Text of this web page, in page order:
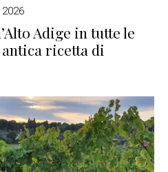
Adige in tutte le
ricetta di